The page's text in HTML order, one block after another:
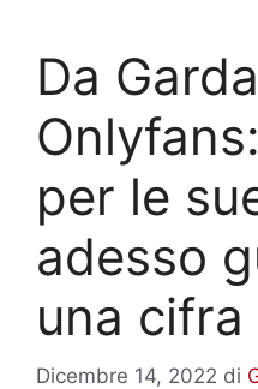
Da
per le
adesso
una
Dicembre 14, 2022 di